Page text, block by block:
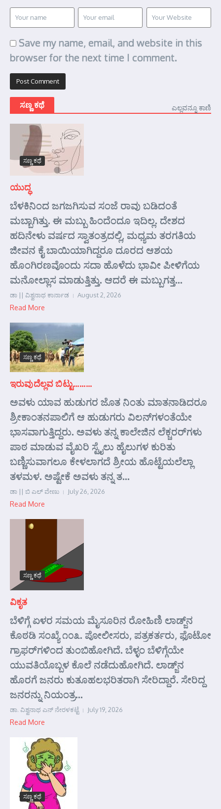
Save my name, email, and website in this
browser for the next time I comment.
ಸಣ್ಣ ಕಥೆ ಎಲ್ಲವನ್ನೂ ಕಾಣಿ
ಸಣ್ಣ ಕಥೆ
ಯುದ್ಧ
ಬೆಳಕಿನಿಂದ ಜಗಜಗಿಸುವ ಸಂಜೆ ರಾವು ಬಡಿದಂತೆ
ಮಬ್ಬಾಗಿತ್ತು. ಈ ಮಬ್ಬು ಹಿಂದೆಂದೂ ಇದಿಲ್ಲ. ದೇಶದ
ಹದಿನೇಳು ವರ್ಷದ ಸ್ವಾತಂತ್ರದಲ್ಲಿ, ಮಧ್ಯಮ ತರಗತಿಯ
ಜೀವನ ಕೈ ಬಾಯಿಯಾಗಿದ್ದರೂ ದೂರದ ಆಶಯ
ಹೊಂಗಿರಣವೊಂದು ಸದಾ ಹೊಳೆದು ಭಾವೀ ಪೀಳಿಗೆಯ
ಮನೋಲ್ಲಾಸ ಮಾಡುತ್ತಿತ್ತು. ಆದರೆ ಈ ಮಬ್ಬುಗತ್ತ...
ಡಾ || ವಿಶ್ವನಾಥ ಕಾರ್ನಾಡ August 2, 2026
Read More
ಸಣ್ಣ ಕಥೆ
ಇರುವುದೆಲ್ಲವ ಬಿಟ್ಟು………
ಅವಳು ಯಾವ ಹುಡುಗರ ಜೊತ ನಿಂತು ಮಾತನಾಡಿದರೂ
ಶ್ರೀಕಾಂತನಪಾಲಿಗೆ ಆ ಹುಡುಗರು ವಿಲನ್‌ಗಳಂತೆಯೇ
ಭಾಸವಾಗುತ್ತಿದ್ದರು. ಅವಳು ತನ್ನ ಕಾಲೇಜಿನ ಲೆಕ್ಚರರ್‌ಗಳು
ಪಾಠ ಮಾಡುವ ವೈಖರಿ ಸ್ಟೈಲು ಹೈಲುಗಳ ಕುರಿತು
ಬಣ್ಣಿಸುವಾಗಲೂ ಕೇಳಲಾಗದೆ ಶ್ರೀಯ ಹೊಟ್ಟೆಯಲೆಲ್ಲಾ
ತಳಮಳ. ಅಷ್ಟೇಕೆ ಅವಳು ತನ್ನ ತ...
ಡಾ || ಬಿ ಎಲ್ ವೇಣು July 26, 2026
Read More
ಸಣ್ಣ ಕಥೆ
ವಿಕೃತ
ಬೆಳಿಗ್ಗೆ ಏಳರ ಸಮಯ ಮೈಸೂರಿನ ರೋಹಿಣಿ ಲಾಡ್ಜ್‌ನ
ಕೊಠಡಿ ಸಂಖ್ಯೆ ೧೦೩. ಪೋಲೀಸರು, ಪತ್ರಕರ್ತರು, ಫೊಟೋ
ಗ್ರಾಫರ್‌ಗಳಿಂದ ತುಂಬಿಹೋಗಿದೆ. ಬೆಳ್ಳಂ ಬೆಳಿಗ್ಗೆಯೇ
ಯುವತಿಯೊಬ್ಬಳ ಕೊಲೆ ನಡೆದುಹೋಗಿದೆ. ಲಾಡ್ಜ್‌ನ
ಹೊರಗೆ ಜನರು ಕುತೂಹಲಭರಿತರಾಗಿ ಸೇರಿದ್ದಾರೆ. ಸೇರಿದ್ದ
ಜನರನ್ನು ನಿಯಂತ್ರ...
ಡಾ. ವಿಶ್ವನಾಥ ಎನ್ ನೇರಳಕಟ್ಟೆ July 19, 2026
Read More
ಸಣ್ಣ ಕಥೆ